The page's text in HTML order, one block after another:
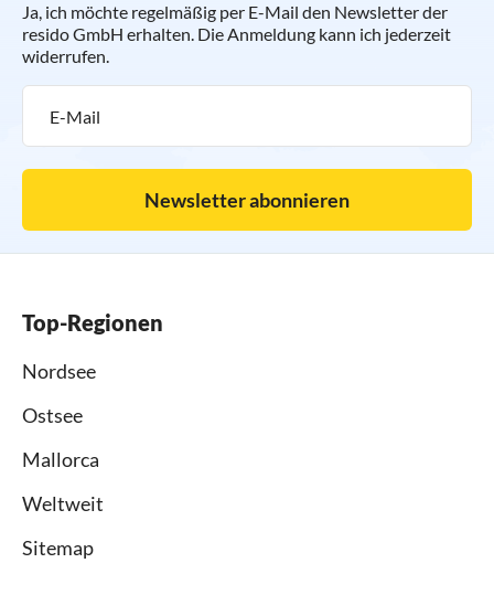
Ja, ich möchte regelmäßig per E-Mail den Newsletter der
resido GmbH erhalten. Die Anmeldung kann ich jederzeit
widerrufen.
Newsletter abonnieren
Top-Regionen
Nordsee
Ostsee
Mallorca
Weltweit
Sitemap